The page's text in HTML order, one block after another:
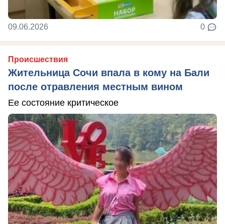
09.06.2026 0
Происшествия
Жительница Сочи впала в кому на Бали
после отравления местным вином
Ее состояние критическое